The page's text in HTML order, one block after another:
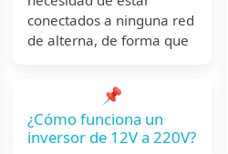
conectados a ninguna red
de alterna, de forma que
📌
¿Cómo funciona un
inversor de 12V a 220V?